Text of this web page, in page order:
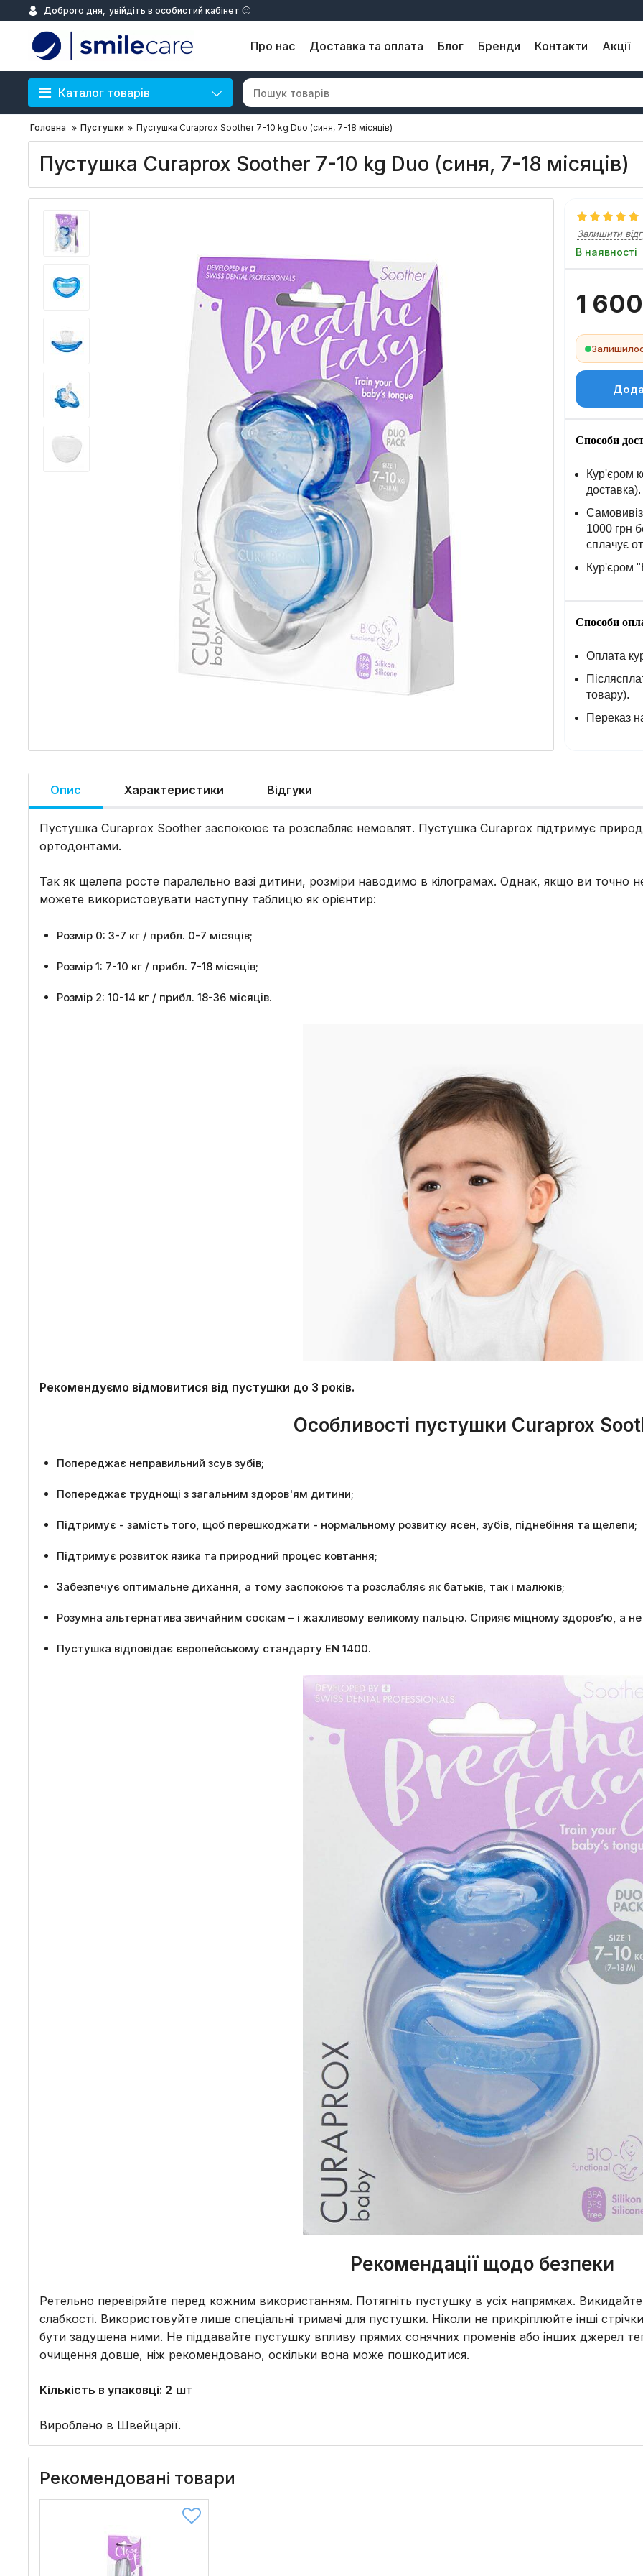
Доброго дня, увійдіть в особистий кабінет 🙂
Про нас Доставка та оплата Блог Бренди Контакти Акції
Каталог товарів
Головна Пустушки Пустушка Curaprox Soother 7-10 kg Duo (синя, 7-18 місяців)
Пустушка Curaprox Soother 7-10 kg Duo (синя, 7-18 місяців)
Залишити
В наявності
1 600
Способи
Кур'єром
доставка).
1000 грн
сплачує
Кур'єром
Способи
Оплата
товару).
Переказ
Опис Характеристики Відгуки
Пустушка Curaprox Soother заспокоює та розслабляє немовлят. Пустушка Curaprox підтримує
ортодонтами.
Так як щелепа росте паралельно вазі дитини, розміри наводимо в кілограмах. Однак, якщо ви точно
можете використовувати наступну таблицю як орієнтир:
Розмір 0: 3-7 кг / прибл. 0-7 місяців;
Розмір 1: 7-10 кг / прибл. 7-18 місяців;
Розмір 2: 10-14 кг / прибл. 18-36 місяців.
Рекомендуємо відмовитися від пустушки до 3 років.
Особливості пустушки Curaprox
Попереджає неправильний зсув зубів;
Попереджає труднощі з загальним здоров'ям дитини;
Підтримує - замість того, щоб перешкоджати - нормальному розвитку ясен, зубів, піднебіння та щелепи;
Підтримує розвиток язика та природний процес ковтання;
Забезпечує оптимальне дихання, а тому заспокоює та розслабляє як батьків, так і малюків;
Розумна альтернатива звичайним соскам – і жахливому великому пальцю. Сприяє міцному здоров’ю, а
Пустушка відповідає європейському стандарту EN 1400.
Рекомендації щодо безпеки
Ретельно перевіряйте перед кожним використанням. Потягніть пустушку в усіх напрямках.
слабкості. Використовуйте лише спеціальні тримачі для пустушки. Ніколи не прикріплюйте інші
бути задушена ними. Не піддавайте пустушку впливу прямих сонячних променів або інших джерел
очищення довше, ніж рекомендовано, оскільки вона може пошкодитися.
Кількість в упаковці: 2 шт
Вироблено в Швейцарії.
Рекомендовані товари